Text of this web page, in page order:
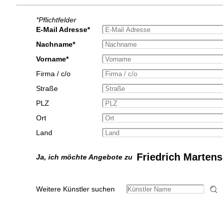
*Pflichtfelder
E-Mail Adresse*
Nachname*
Vorname*
Firma / c/o
Straße
PLZ
Ort
Land
Ja, ich möchte Angebote zu Friedrich Martens
Weitere Künstler suchen